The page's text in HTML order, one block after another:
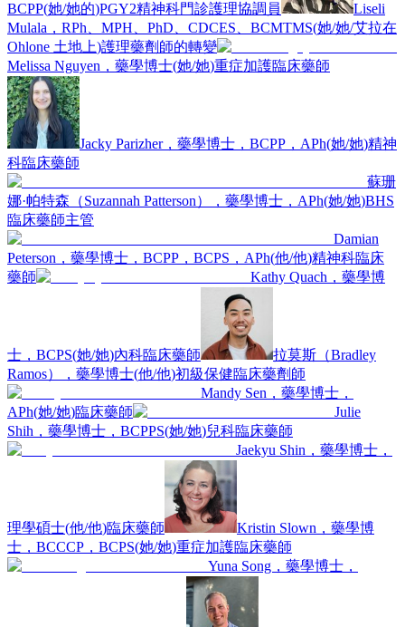
BCPP(她/她的)PGY2精神科門診護理協調員
Liseli
Mulala，RPh、MPH、PhD、CDCES、BCMTMS(她/她/艾拉在
Ohlone 土地上)護理藥劑師的轉變
Melissa Nguyen，藥學博士(她/她)重症加護臨床藥師
Jacky Parizher，藥學博士，BCPP，APh(她/她)精神
科臨床藥師
蘇珊
娜·帕特森（Suzannah Patterson），藥學博士，APh(她/她)BHS
臨床藥師主管
Damian
Peterson，藥學博士，BCPP，BCPS，APh(他/他)精神科臨床
藥師
Kathy Quach，藥學博
士，BCPS(她/她)內科臨床藥師
拉莫斯（Bradley
Ramos），藥學博士(他/他)初級保健臨床藥劑師
Mandy Sen，藥學博士，
APh(她/她)臨床藥師
Julie
Shih，藥學博士，BCPPS(她/她)兒科臨床藥師
Jaekyu Shin，藥學博士，
理學碩士(他/他)臨床藥師
Kristin Slown，藥學博
士，BCCCP，BCPS(她/她)重症加護臨床藥師
Yuna Song，藥學博士，